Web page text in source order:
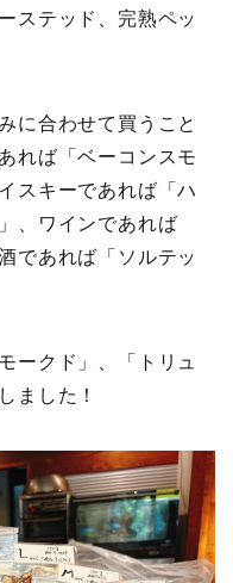
ステッド、完熟ペッ
に合わせて買うこと
れば「ベーコンスモ
スキーであれば「ハ
、ワインであれば
であれば「ソルテッ
ークド」、「トリュ
ました！